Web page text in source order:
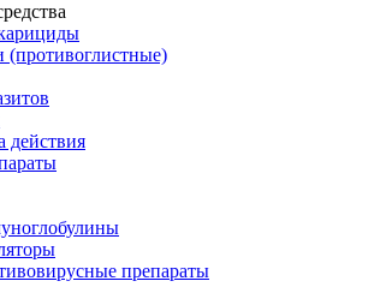
(противоглистные)
действия
препараты